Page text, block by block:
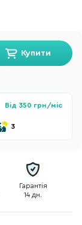
Купити
Від 350 грн/міс
3
Гарантія
14 дн.